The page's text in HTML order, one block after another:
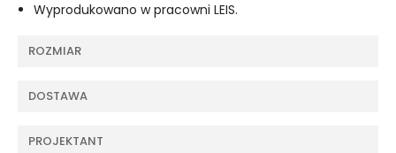
Wyprodukowano w pracowni LEIS.
ROZMIAR
DOSTAWA
PROJEKTANT